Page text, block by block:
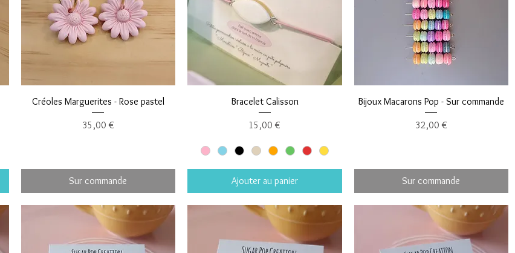
Créoles Marguerites - Rose pastel
Prix
35,00 €
Sur commande
Bracelet Calisson
Prix
15,00 €
Ajouter au panier
Bijoux Macarons Pop - Sur commande
Prix
32,00 €
Sur commande